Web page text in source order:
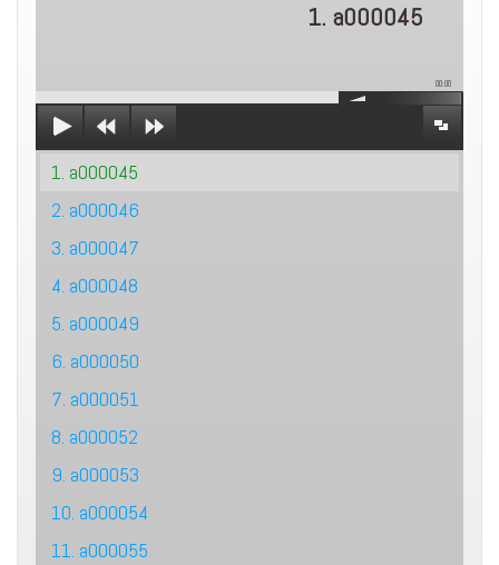
1. a000045
00:00
1. a000045
2. a000046
3. a000047
4. a000048
5. a000049
6. a000050
7. a000051
8. a000052
9. a000053
10. a000054
11. a000055